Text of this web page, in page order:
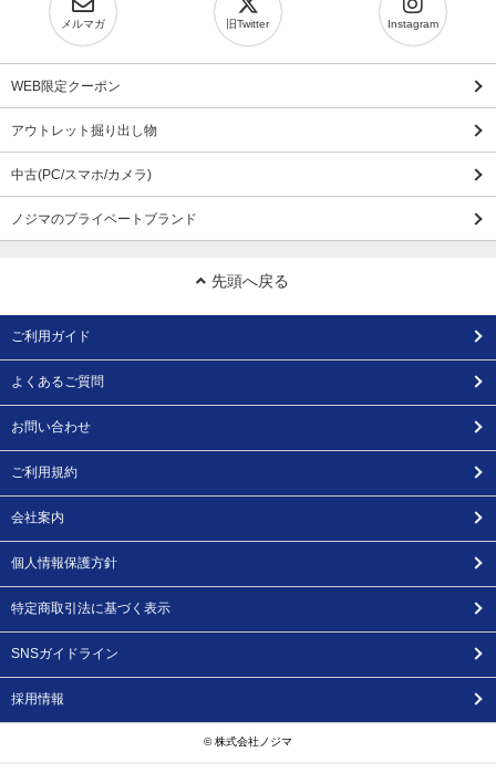
メルマガ 旧Twitter Instagram
WEB限定クーポン
アウトレット掘り出し物
中古(PC/スマホ/カメラ)
ノジマのプライベートブランド
先頭へ戻る
ご利用ガイド
よくあるご質問
お問い合わせ
ご利用規約
会社案内
個人情報保護方針
特定商取引法に基づく表示
SNSガイドライン
採用情報
© 株式会社ノジマ